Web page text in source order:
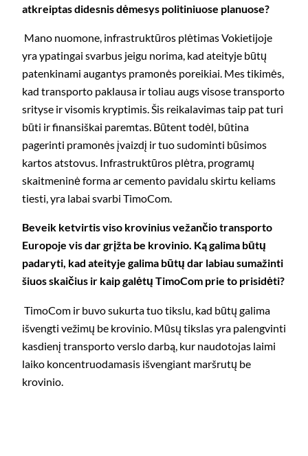
atkreiptas didesnis dėmesys politiniuose planuose?
Mano nuomone, infrastruktūros plėtimas Vokietijoje
yra ypatingai svarbus jeigu norima, kad ateityje būtų
patenkinami augantys pramonės poreikiai. Mes tikimės,
kad transporto paklausa ir toliau augs visose transporto
srityse ir visomis kryptimis. Šis reikalavimas taip pat turi
būti ir finansiškai paremtas. Būtent todėl, būtina
pagerinti pramonės įvaizdį ir tuo sudominti būsimos
kartos atstovus. Infrastruktūros plėtra, programų
skaitmeninė forma ar cemento pavidalu skirtu keliams
tiesti, yra labai svarbi TimoCom.
Beveik ketvirtis viso krovinius vežančio transporto
Europoje vis dar grįžta be krovinio. Ką galima būtų
padaryti, kad ateityje galima būtų dar labiau sumažinti
šiuos skaičius ir kaip galėtų TimoCom prie to prisidėti?
TimoCom ir buvo sukurta tuo tikslu, kad būtų galima
išvengti vežimų be krovinio. Mūsų tikslas yra palengvinti
kasdienį transporto verslo darbą, kur naudotojas laimi
laiko koncentruodamasis išvengiant maršrutų be
krovinio.